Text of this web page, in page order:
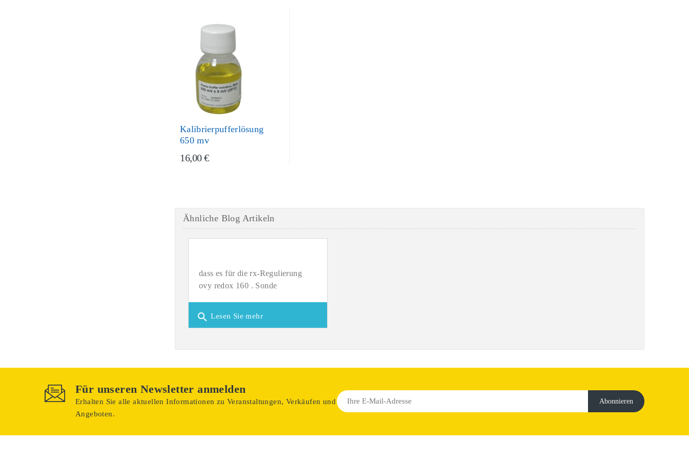
Kalibrierpufferlösung
650 mv
16,00 €
Ähnliche Blog Artikeln
dass es für die rx-Regulierung
ovy redox 160 . Sonde
search Lesen Sie mehr
Für unseren Newsletter anmelden
Erhalten Sie alle aktuellen Informationen zu Veranstaltungen, Verkäufen und
Angeboten.